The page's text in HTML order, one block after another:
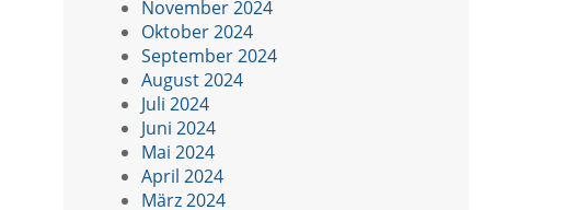
November 2024
Oktober 2024
September 2024
August 2024
Juli 2024
Juni 2024
Mai 2024
April 2024
März 2024